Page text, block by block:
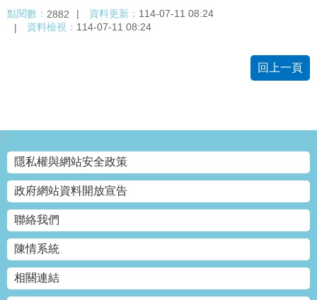
政
平
臺
站
導
覽
回
首
頁
English
點閱數： 2882 資料更新： 114-07-11 08:24
資料檢視： 114-07-11 08:24
回上一頁
:::
隱私權與網站安全政策
政府網站資料開放宣告
聯絡我們
陳情系統
相關連結